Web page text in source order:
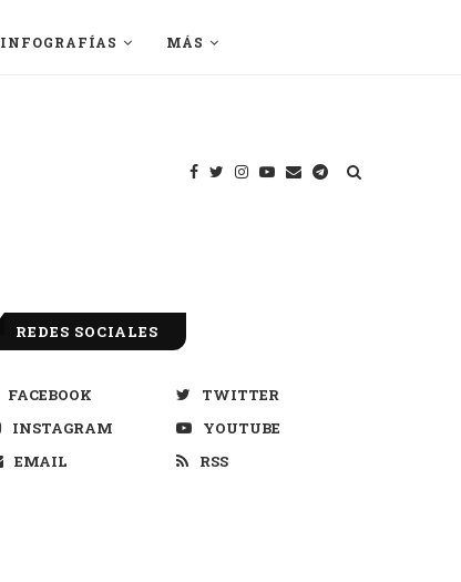
INFOGRAFÍAS MÁS
REDES SOCIALES
FACEBOOK
TWITTER
INSTAGRAM
YOUTUBE
EMAIL
RSS